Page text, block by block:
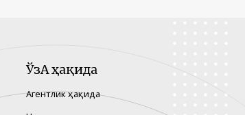
ЎзА ҳақида
Агентлик ҳақида